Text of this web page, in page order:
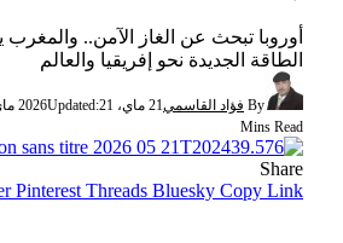
أوروبا تبحث عن الغاز الآمن.. والمغرب
الطاقة الجديدة نحو إفريقيا والعالم
By فؤاد القاسمي21 ماي، 2026 Updated:21 ماي، 2026
Mins Read
Share
Pinterest Threads Bluesky Copy Link